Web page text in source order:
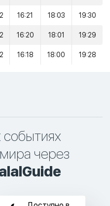
16:21 18:03 19:30
16:20 18:01 19:29
16:18 18:00 19:28
событиях
через